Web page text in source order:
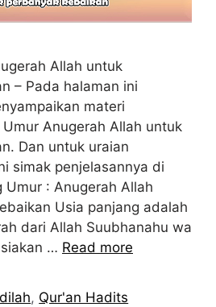
Allah untuk
– Pada halaman ini
materi
Anugerah Allah untuk
Dan untuk uraian
simak penjelasannya di
Umur : Anugerah Allah
Usia panjang adalah
dari Allah Suubhanahu wa
siakan … Read more
, Qur'an Hadits